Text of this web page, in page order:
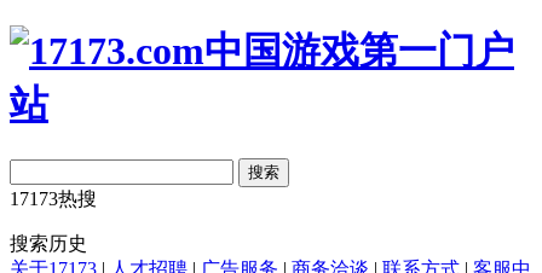
搜索
17173热搜
搜索历史
关于17173 | 人才招聘 | 广告服务 | 商务洽谈 | 联系方式 | 客服中